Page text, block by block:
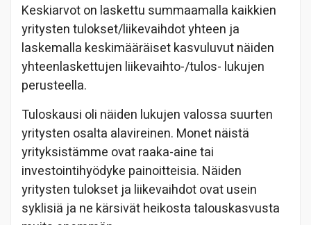
Keskiarvot on laskettu summaamalla kaikkien
yritysten tulokset/liikevaihdot yhteen ja
laskemalla keskimääräiset kasvuluvut näiden
yhteenlaskettujen liikevaihto-/tulos- lukujen
perusteella.
Tuloskausi oli näiden lukujen valossa suurten
yritysten osalta alavireinen. Monet näistä
yrityksistämme ovat raaka-aine tai
investointihyödyke painoitteisia. Näiden
yritysten tulokset ja liikevaihdot ovat usein
syklisiä ja ne kärsivät heikosta talouskasvusta